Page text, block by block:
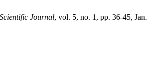
Journal, vol. 5, no. 1, pp. 36-45,